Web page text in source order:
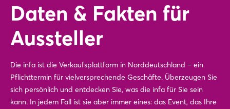
Daten & Fakten für
Aussteller
Die infa ist die Verkaufsplattform in Norddeutschland – ein
Pflichttermin für vielversprechende Geschäfte. Überzeugen Sie
sich persönlich und entdecken Sie, was die infa für Sie sein
kann. In jedem Fall ist sie aber immer eines: das Event, das Ihre